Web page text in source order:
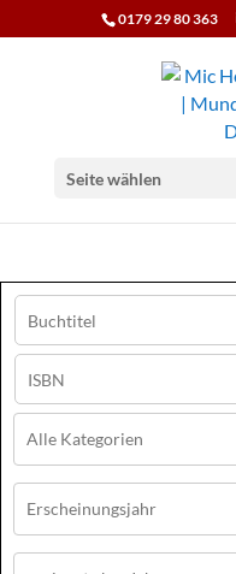
0179 29 80 363
Seite wählen